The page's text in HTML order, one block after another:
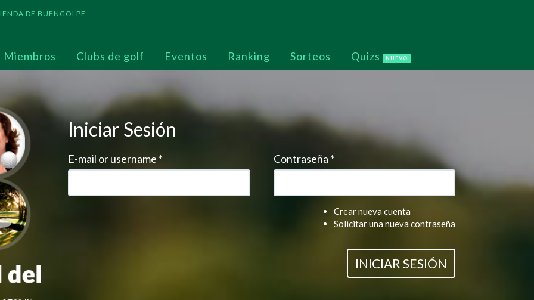
DE BUENGOLPE
Miembros Clubs de golf Eventos Ranking Sorteos Quizs NUEVO
Iniciar Sesión
E-mail or username * Contraseña *
Crear nueva cuenta
Solicitar una nueva contraseña
INICIAR SESIÓN